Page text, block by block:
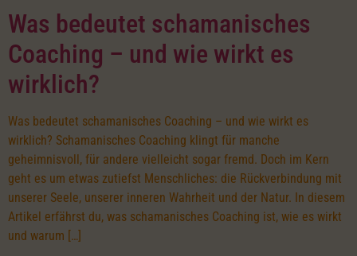
Was bedeutet schamanisches
Coaching – und wie wirkt es
wirklich?
Was bedeutet schamanisches Coaching – und wie wirkt es
wirklich? Schamanisches Coaching klingt für manche
geheimnisvoll, für andere vielleicht sogar fremd. Doch im Kern
geht es um etwas zutiefst Menschliches: die Rückverbindung mit
unserer Seele, unserer inneren Wahrheit und der Natur. In diesem
Artikel erfährst du, was schamanisches Coaching ist, wie es wirkt
und warum […]